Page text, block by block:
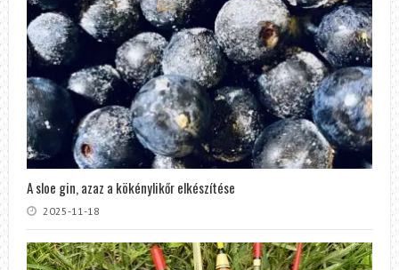
A sloe gin, azaz a kökénylikőr elkészítése
2025-11-18